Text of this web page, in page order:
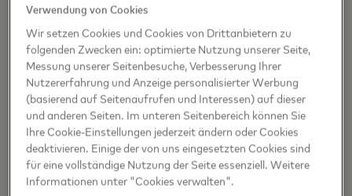
Über Mastercard
Mastercard(NYSE: MA) ist ein internationales
Technologieunternehmen im Zahlungsverkehr. Mit dem
schnellsten Zahlungsabwicklungsnetzwerk der Welt
verbindet Mastercard Kartenbesitzer, Banken, Händler,
Regierungen und Unternehmen in über 210 Ländern und
Gebieten. Die Produkte und Leistungen von Mastercard
gestalten die alltäglichen Handelsgeschäfte für alle
Beteiligten einfacher, sicherer und effizienter. Das gilt für
Einkaufen und Reisen ebenso wie für Unternehmensführung
und die Verwaltung von Finanzen. Folgen Sie uns auf
Twitter@MastercardDE, reden Sie mit im
Verwendung von Cookies
Wir setzen Cookies und Cookies von Drittanbietern zu
folgenden Zwecken ein: optimierte Nutzung unserer Seite,
Messung unserer Seitenbesuche, Verbesserung Ihrer
Nutzererfahrung und Anzeige personalisierter Werbung
(basierend auf Seitenaufrufen und Interessen) auf dieser
und anderen Seiten. Im unteren Seitenbereich können Sie
Ihre Cookie-Einstellungen jederzeit ändern oder Cookies
deaktivieren. Einige der von uns eingesetzten Cookies sind
für eine vollständige Nutzung der Seite essenziell. Weitere
Informationen unter "Cookies verwalten".